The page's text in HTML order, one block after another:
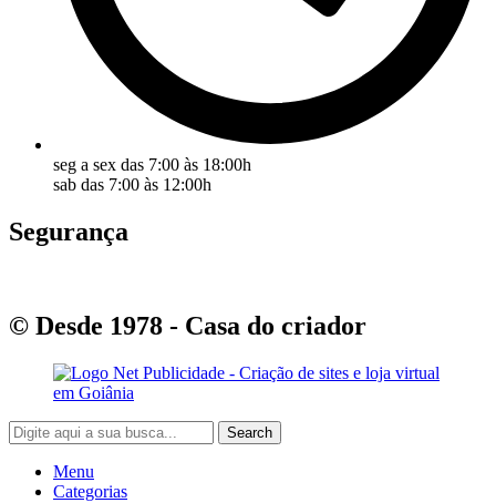
seg a sex das 7:00 às 18:00h
sab das 7:00 às 12:00h
Segurança
© Desde 1978 - Casa do criador
Search
Menu
Categorias